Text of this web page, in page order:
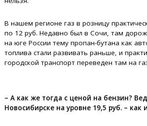
В нашем регионе газ в розницу
по 12 руб. Недавно был в Сочи, там
на юге России тему пропан-бутана как
топлива стали развивать раньше, и
городской транспорт переведен там на
– А как же тогда с ценой на бензин?
Новосибирске на уровне 19,5 руб. – как